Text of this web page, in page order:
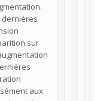
dernières
sur
aux